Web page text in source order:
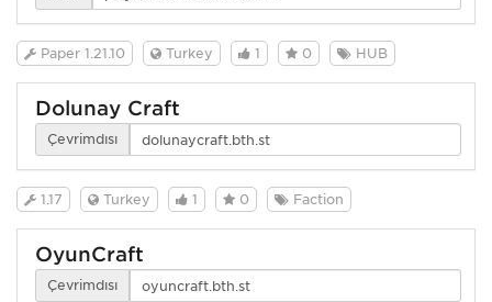
Paper 1.21.10 Turkey 1 0 HUB
Dolunay Craft
Çevrimdışı
1.17 Turkey 1 0 Faction
OyunCraft
Çevrimdışı